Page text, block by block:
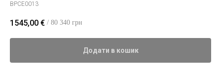
BPCE0013
1545,00 € / 80 340 грн
Додати в кошик